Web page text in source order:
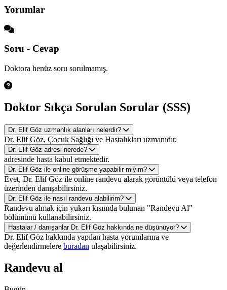
Yorumlar
Soru - Cevap
Doktora henüz soru sorulmamış.
Doktor Sıkça Sorulan Sorular (SSS)
Dr. Elif Göz uzmanlık alanları nelerdir?
Dr. Elif Göz, Çocuk Sağlığı ve Hastalıkları uzmanıdır.
Dr. Elif Göz adresi nerede?
adresinde hasta kabul etmektedir.
Dr. Elif Göz ile online görüşme yapabilir miyim?
Evet, Dr. Elif Göz ile online randevu alarak görüntülü veya telefon
üzerinden danışabilirsiniz.
Dr. Elif Göz ile nasıl randevu alabilirim?
Randevu almak için yukarı kısımda bulunan "Randevu Al"
bölümünü kullanabilirsiniz.
Hastalar / danışanlar Dr. Elif Göz hakkında ne düşünüyor?
Dr. Elif Göz hakkında yapılan hasta yorumlarına ve
değerlendirmelere buradan ulaşabilirsiniz.
Randevu al